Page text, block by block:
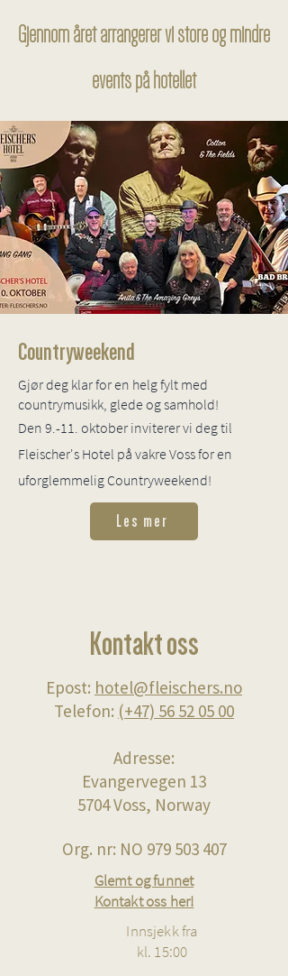
Gjennom året arrangerer vi store og mindre
events på hotellet
Countryweekend
Gjør deg klar for en helg fylt med
countrymusikk, glede og samhold!
Den 9.-11. oktober inviterer vi deg til
Fleischer's Hotel på vakre Voss for en
uforglemmelig Countryweekend!
Les mer
Kontakt oss
Epost: hotel@fleischers.no
Telefon: (+47) 56 52 05 00
Adresse:
Evangervegen 13
5704 Voss, Norway
Org. nr: NO 979 503 407
Glemt og funnet
Kontakt oss her!
Innsjekk fra
kl. 15:00